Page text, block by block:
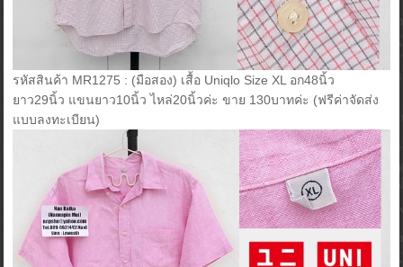
รหัสสินค้า MR1275 : (มือสอง) เสื้อ Uniqlo Size XL อก48นิ้ว
ยาว29นิ้ว แขนยาว10นิ้ว ไหล่20นิ้วค่ะ ขาย 130บาทค่ะ (ฟรีค่าจัดส่ง
แบบลงทะเบียน)